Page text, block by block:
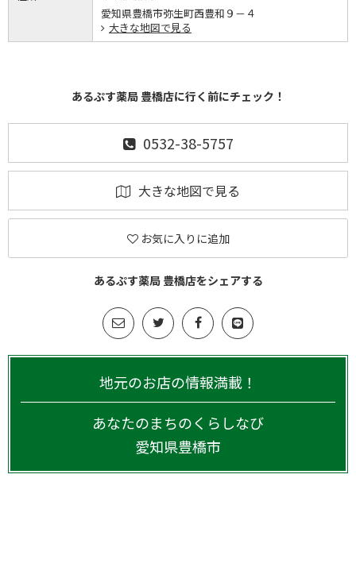
愛知県豊橋市弥生町西豊和９－４
大きな地図で見る
あるぷす薬局 豊橋店に行く前にチェック！
0532-38-5757
大きな地図で見る
お気に入りに追加
あるぷす薬局 豊橋店をシェアする
地元のお店の情報満載！
あなたのまちのくらしなび
愛知県豊橋市